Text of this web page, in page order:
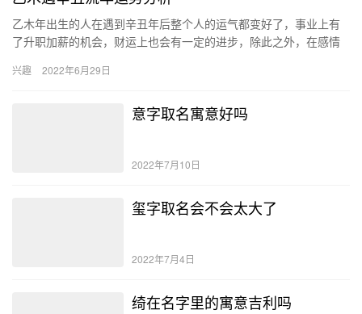
乙木年出生的人在遇到辛丑年后整个人的运气都变好了，事业上有
了升职加薪的机会，财运上也会有一定的进步，除此之外，在感情
带…
兴趣 2022年6月29日
意字取名寓意好吗
2022年7月10日
玺字取名会不会太大了
2022年7月4日
绮在名字里的寓意吉利吗